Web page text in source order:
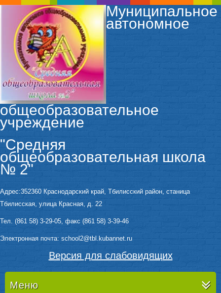
Муниципальное
автономное
общеобразовательное
учреждение
"Средняя
общеобразовательная школа
№ 2"
Адрес:352360 Краснодарский край, Тбилисский район, станица
Тбилисская, улица Красная, д. 22
Тел. (861 58) 3-29-05, факс (861 58) 3-39-46
Электронная почта: sсhool2@tbl.kubannet.ru
Версия для слабовидящих
Меню